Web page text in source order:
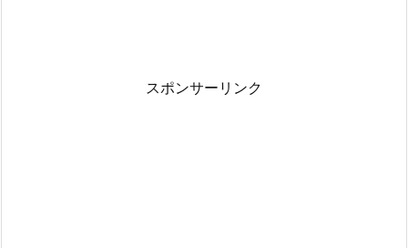
スポンサーリンク